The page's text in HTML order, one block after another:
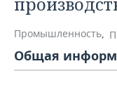
УДМУРТИЯ
НОВОСТИ
ДЕКЛАРАЦИИ О
КОРОЛИ
ЭКОНОМИКА
НОВОСТИ
ФИНАНСЫ
НОВОСТИ
НЕДВИЖИМОСТЬ
Промышленность,
Общая